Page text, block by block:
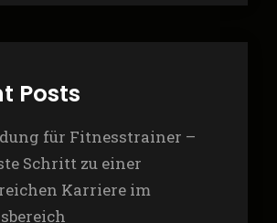
Posts
für Fitnesstrainer –
Schritt zu einer
Karriere im